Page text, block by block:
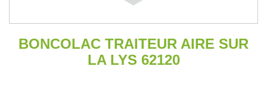
BONCOLAC TRAITEUR AIRE SUR
LA LYS 62120